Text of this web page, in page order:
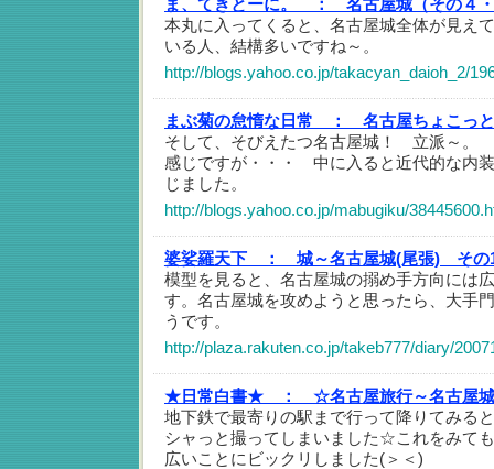
ま、てきとーに。 ：
名古屋城（その４
本丸に入ってくると、名古屋城全体が見え
いる人、結構多いですね～。
http://blogs.yahoo.co.jp/takacyan_daioh_2/
まぶ菊の怠惰な日常 ：
名古屋ちょこっ
そして、そびえたつ名古屋城！ 立派～。
感じですが・・・ 中に入ると近代的な内
じました。
http://blogs.yahoo.co.jp/mabugiku/
婆娑羅天下 ：
城～名古屋城(尾張) そ
模型を見ると、名古屋城の搦め手方向には
す。名古屋城を攻めようと思ったら、大手
うです。
http://plaza.rakuten.co.jp/takeb777/diary/
★日常白書★ ：
☆名古屋旅行～名古屋
地下鉄で最寄りの駅まで行って降りてみる
シャっと撮ってしまいました☆これをみて
広いことにビックリしました(＞＜)